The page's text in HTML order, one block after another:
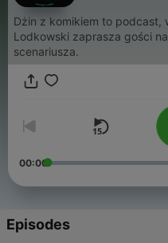
Dżin z komikiem to podcast,
Lodkowski zaprasza gości
scenariusza.
00:00
Episodes